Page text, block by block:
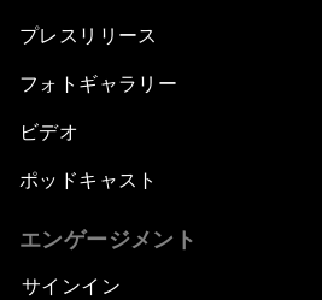
プレスリリース
フォトギャラリー
ビデオ
ポッドキャスト
エンゲージメント
サインイン